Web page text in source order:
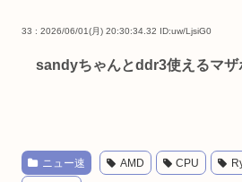
33 : 2026/06/01(月) 20:30:34.32 ID:uw/LjsiG0
sandyちゃんとddr3使えるマザ
ニュー速 AMD CPU